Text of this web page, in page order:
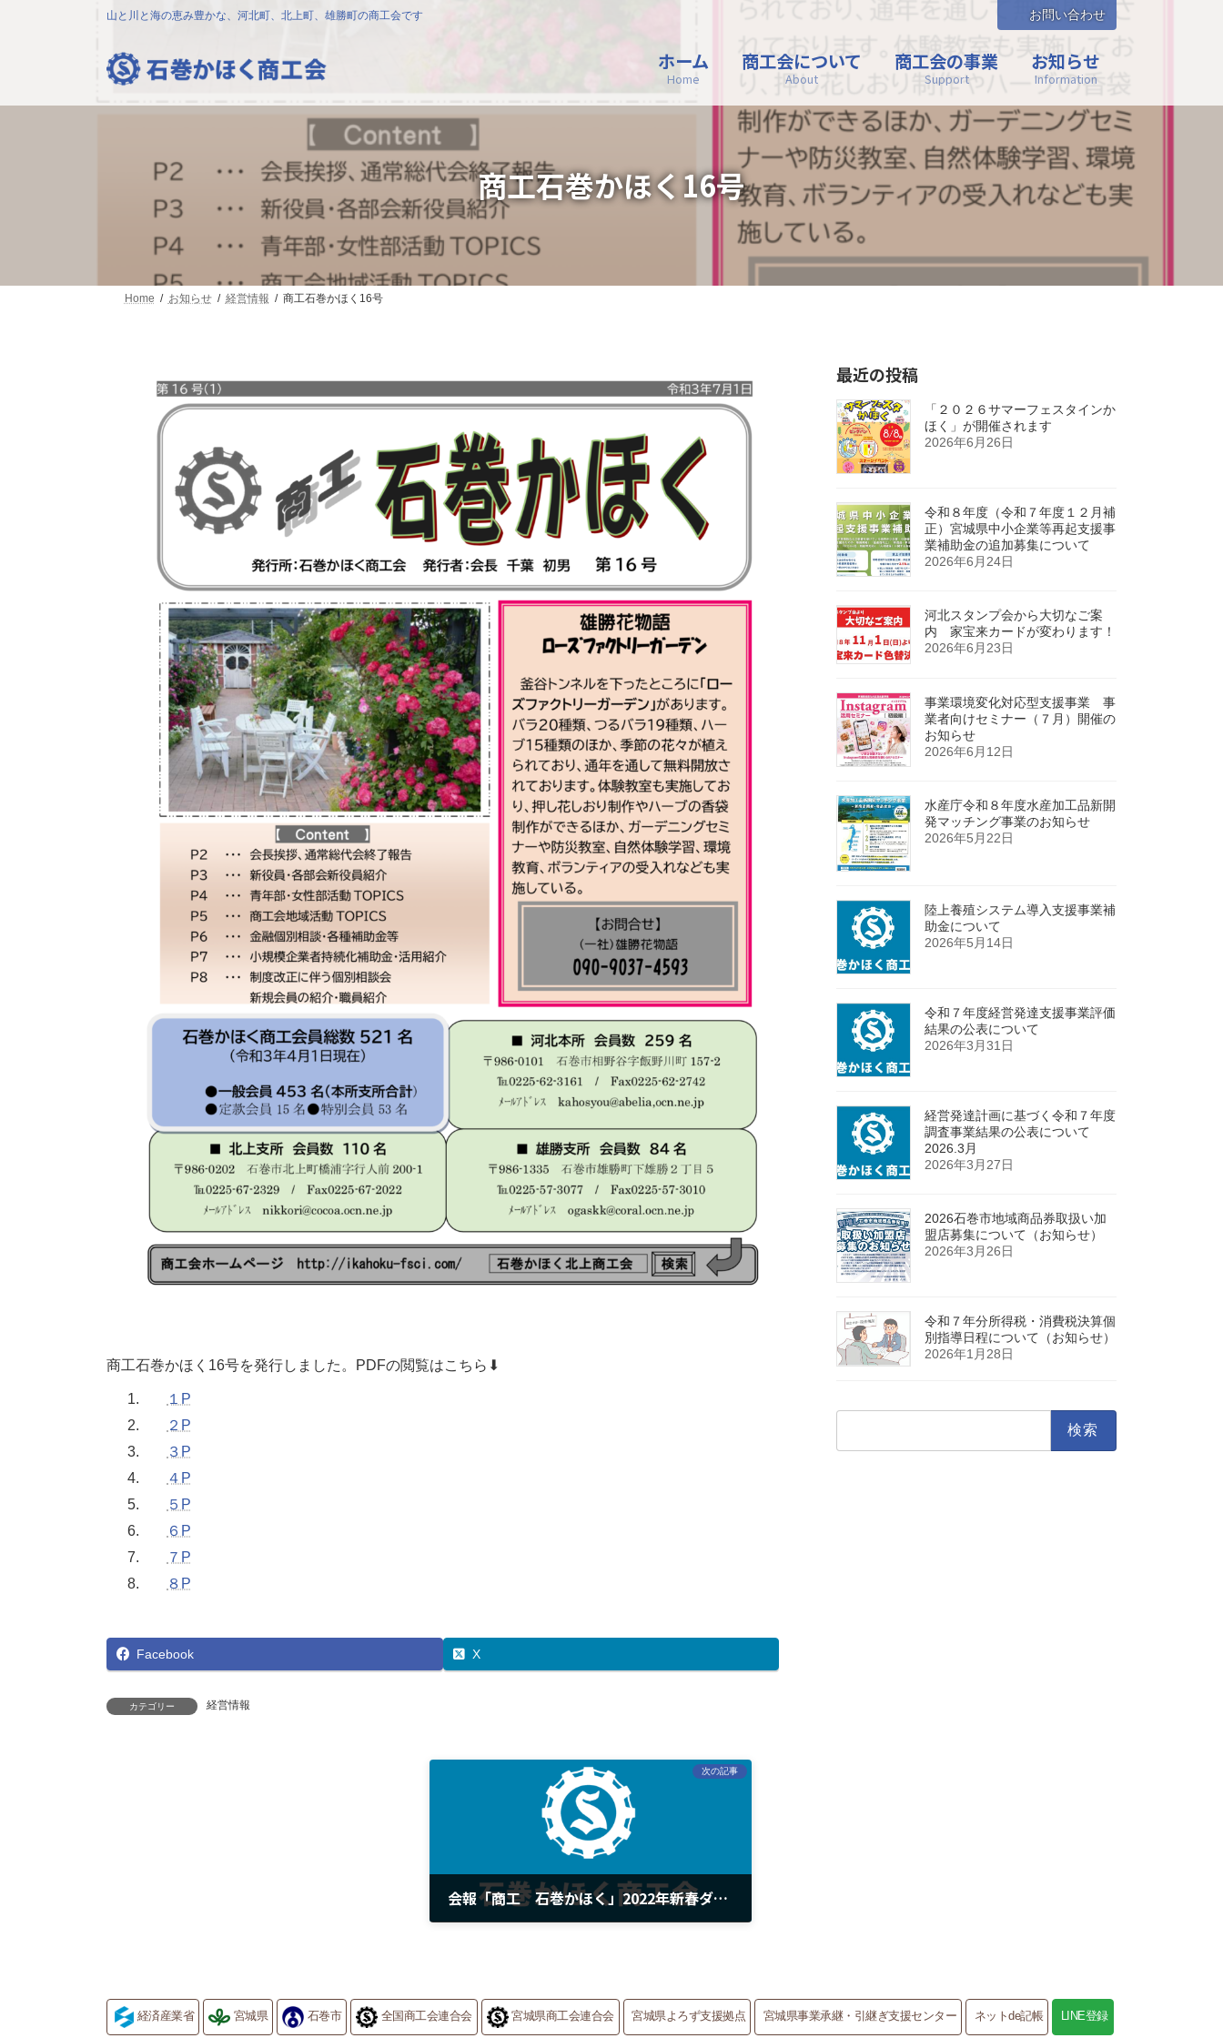
へ
ョ
山と川と海の恵み豊かな、河北町、北上町、雄勝町の商工会です お問い合わせ
ホーム
Home
商工会について
About
商工会の事業
Support
お知らせ
Information
商工石巻かほく16号
Home お知らせ 経営情報 商工石巻かほく16号
商工石巻かほく16号を発行しました。PDFの閲覧はこちら⬇
１P
２P
３P
４P
５P
６P
７P
８P
Facebook X
カテゴリー 経営情報
次の記事
会報「商工 石巻かほく」2022年新春ダイジェスト版
最近の投稿
「２０２６サマーフェスタインか
ほく」が開催されます
2026年6月26日
令和８年度（令和７年度１２月補
正）宮城県中小企業等再起支援事
業補助金の追加募集について
2026年6月24日
河北スタンプ会から大切なご案
内 家宝来カードが変わります！
2026年6月23日
事業環境変化対応型支援事業 事
業者向けセミナー（７月）開催の
お知らせ
2026年6月12日
水産庁令和８年度水産加工品新開
発マッチング事業のお知らせ
2026年5月22日
陸上養殖システム導入支援事業補
助金について
2026年5月14日
令和７年度経営発達支援事業評価
結果の公表について
2026年3月31日
経営発達計画に基づく令和７年度
調査事業結果の公表について
2026.3月
2026年3月27日
2026石巻市地域商品券取扱い加
盟店募集について（お知らせ）
2026年3月26日
令和７年分所得税・消費税決算個
別指導日程について（お知らせ）
2026年1月28日
経済産業省 宮城県 石巻市 全国商工会連合会 宮城県商工会連合会 宮城県よろず支援拠点 宮城県事業承継・引継ぎ支援センター ネットde記帳 LINE登録